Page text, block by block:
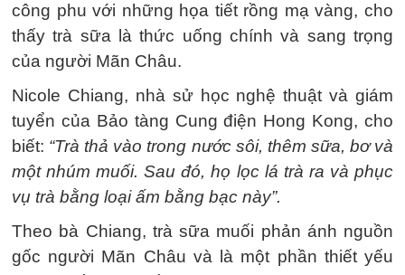
công phu với những họa tiết rồng mạ vàng, cho
thấy trà sữa là thức uống chính và sang trọng
của người Mãn Châu.
Nicole Chiang, nhà sử học nghệ thuật và giám
tuyển của Bảo tàng Cung điện Hong Kong, cho
biết: “Trà thả vào trong nước sôi, thêm sữa, bơ và
một nhúm muối. Sau đó, họ lọc lá trà ra và phục
vụ trà bằng loại ấm bằng bạc này”.
Theo bà Chiang, trà sữa muối phản ánh nguồn
gốc người Mãn Châu và là một phần thiết yếu